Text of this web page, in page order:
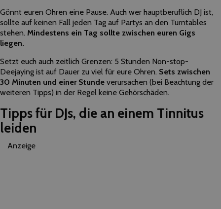
Gönnt euren Ohren eine Pause. Auch wer hauptberuflich DJ ist,
sollte auf keinen Fall jeden Tag auf Partys an den Turntables
stehen. Mindestens ein Tag sollte zwischen euren Gigs
liegen.
Setzt euch auch zeitlich Grenzen: 5 Stunden Non-stop-
Deejaying ist auf Dauer zu viel für eure Ohren. Sets zwischen
30 Minuten und einer Stunde verursachen (bei Beachtung der
weiteren Tipps) in der Regel keine Gehörschäden.
Tipps für DJs, die an einem Tinnitus
leiden
Anzeige